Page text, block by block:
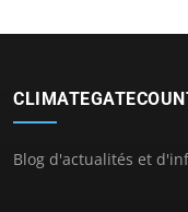
Blog d'actualités et